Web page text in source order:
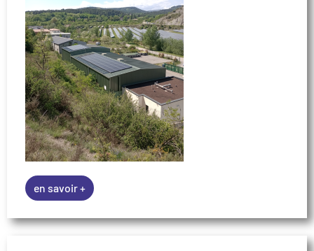
en savoir +